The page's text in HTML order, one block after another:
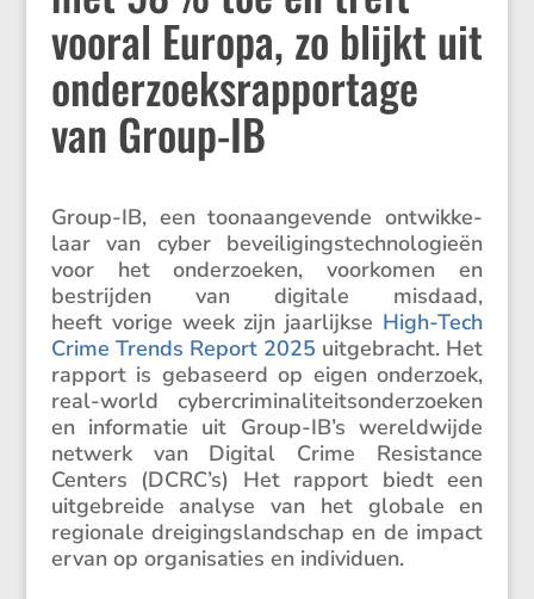
vooral Europa, zo blijkt uit
onderzoeksrapportage
van Group-IB
Group-IB, een toonaan­ge­vende ontwik­ke­
laar van cyber bevei­li­gings­tech­no­lo­gieën
voor het onder­zoeken, voorkomen en
bestrijden van digitale misdaad,
heeft vorige week zijn jaarlijkse High-Tech
Crime Trends Report 2025 uitge­bracht. Het
rapport is gebaseerd op eigen onder­zoek,
real-world cyber­cri­mi­na­li­teits­on­der­zoeken
en infor­matie uit Group-IB’s wereld­wijde
netwerk van Digital Crime Resis­tance
Centers (DCRC’s) Het rapport biedt een
uitge­breide analyse van het globale en
regio­nale dreigings­land­schap en de impact
ervan op organi­sa­ties en individuen.